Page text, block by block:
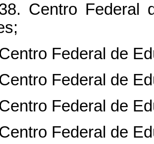
Federal de
Federal de
Federal de
Federal de
Federal de